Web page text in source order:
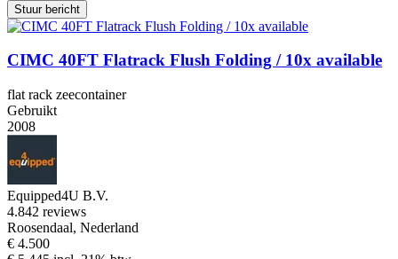
Stuur bericht
CIMC 40FT Flatrack Flush Folding / 10x available
flat rack zeecontainer
Gebruikt
2008
Equipped4U B.V.
4.842 reviews
Roosendaal, Nederland
€ 4.500